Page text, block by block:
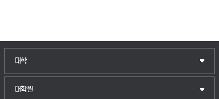
대학
인문융합공공인재학부
법경영학부
대학원
일반대학원